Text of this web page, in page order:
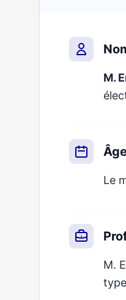
M.
Le
M.